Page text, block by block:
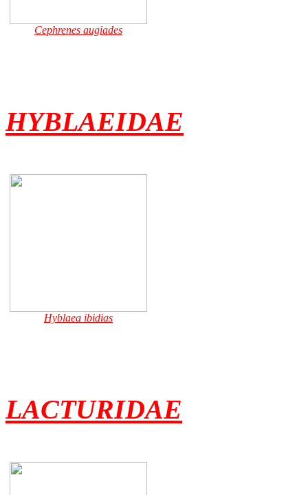
Cephrenes augiades
HYBLAEIDAE
Hyblaea ibidias
LACTURIDAE